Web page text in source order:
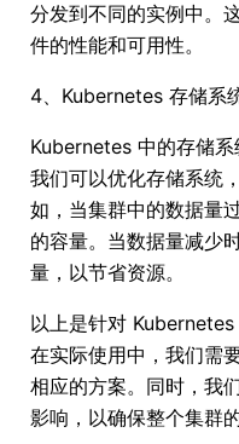
分发到不同的实例中。
件的性能和可用性。
4、Kubernetes 存储系
Kubernetes 中的存储系
我们可以优化存储系统
如，当集群中的数据量
的容量。当数据量减少
量，以节省资源。
以上是针对 Kubernetes
在实际使用中，我们需
相应的方案。同时，我
影响，以确保整个集群